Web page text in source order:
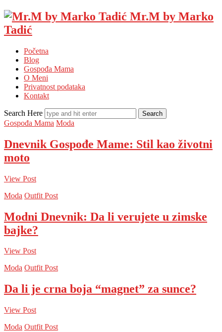
Mr.M by Marko
Tadić
Početna
Blog
Gospođa Mama
O Meni
Privatnost podataka
Kontakt
Search Here
Gospođa Mama Moda
Dnevnik Gospođe Mame: Stil kao životni
moto
View Post
Moda Outfit Post
Modni Dnevnik: Da li verujete u zimske
bajke?
View Post
Moda Outfit Post
Da li je crna boja “magnet” za sunce?
View Post
Moda Outfit Post